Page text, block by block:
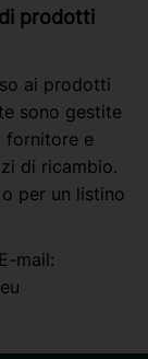
prodotti
ai prodotti
sono gestite
fornitore e
di ricambio.
per un listino
mail: